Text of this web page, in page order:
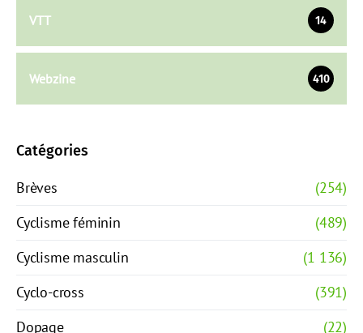
VTT 14
Webzine 410
Catégories
Brèves
(254)
Cyclisme féminin
(489)
Cyclisme masculin
(1 136)
Cyclo-cross
(391)
Dopage
(22)